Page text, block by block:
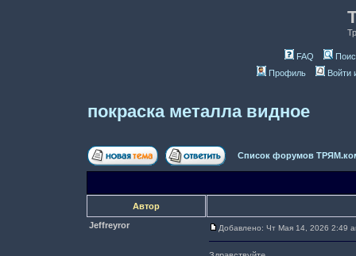
FAQ
Профиль
Войти
покраска металла видное
Список форумов
Автор
Jeffreyror
Добавлено: Чт Мая 14, 2026 2:49